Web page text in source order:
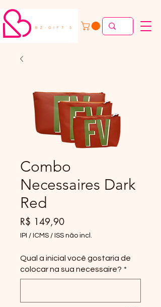
Combo
Necessaires Dark
Red
R$ 149,90Preço
IPI / ICMS / ISS não incl.
Qual a inicial você gostaria de
colocar na sua necessaire? *